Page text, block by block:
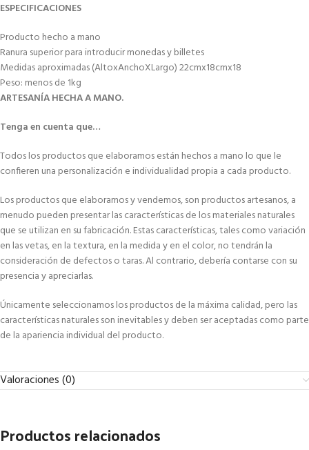
ESPECIFICACIONES
Producto hecho a mano
Ranura superior para introducir monedas y billetes
Medidas aproximadas (AltoxAnchoXLargo) 22cmx18cmx18
Peso: menos de 1kg
ARTESANÍA HECHA A MANO.
Tenga en cuenta que…
Todos los productos que elaboramos están hechos a mano lo que le
confieren una personalización e individualidad propia a cada producto.
Los productos que elaboramos y vendemos, son productos artesanos, a
menudo pueden presentar las características de los materiales naturales
que se utilizan en su fabricación. Estas características, tales como variación
en las vetas, en la textura, en la medida y en el color, no tendrán la
consideración de defectos o taras. Al contrario, debería contarse con su
presencia y apreciarlas.
Únicamente seleccionamos los productos de la máxima calidad, pero las
características naturales son inevitables y deben ser aceptadas como parte
de la apariencia individual del producto.
Valoraciones (0)
Productos relacionados